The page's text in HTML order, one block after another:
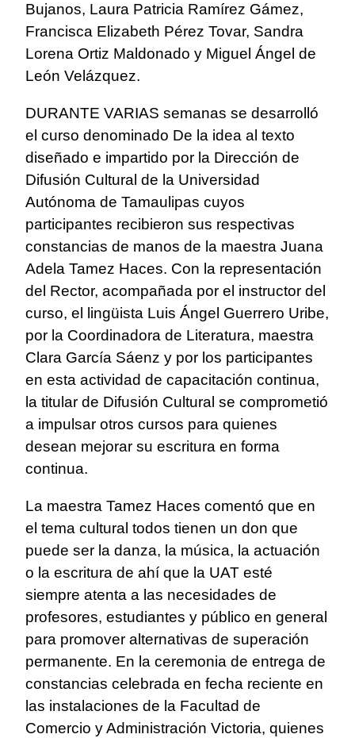
Bujanos, Laura Patricia Ramírez Gámez,
Francisca Elizabeth Pérez Tovar, Sandra
Lorena Ortiz Maldonado y Miguel Ángel de
León Velázquez.
DURANTE VARIAS semanas se desarrolló
el curso denominado De la idea al texto
diseñado e impartido por la Dirección de
Difusión Cultural de la Universidad
Autónoma de Tamaulipas cuyos
participantes recibieron sus respectivas
constancias de manos de la maestra Juana
Adela Tamez Haces. Con la representación
del Rector, acompañada por el instructor del
curso, el lingüista Luis Ángel Guerrero Uribe,
por la Coordinadora de Literatura, maestra
Clara García Sáenz y por los participantes
en esta actividad de capacitación continua,
la titular de Difusión Cultural se comprometió
a impulsar otros cursos para quienes
desean mejorar su escritura en forma
continua.
La maestra Tamez Haces comentó que en
el tema cultural todos tienen un don que
puede ser la danza, la música, la actuación
o la escritura de ahí que la UAT esté
siempre atenta a las necesidades de
profesores, estudiantes y público en general
para promover alternativas de superación
permanente. En la ceremonia de entrega de
constancias celebrada en fecha reciente en
las instalaciones de la Facultad de
Comercio y Administración Victoria, quienes